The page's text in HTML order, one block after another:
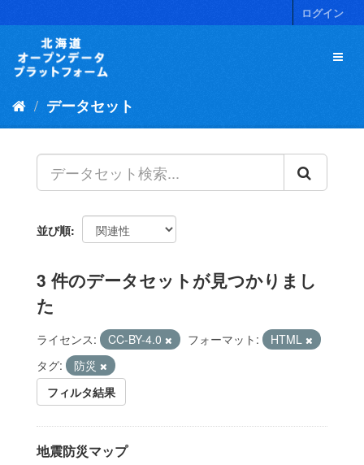
キ
ログイン
データセット
並び順
3 件のデータセットが見つかりまし
た
ライセンス: CC-BY-4.0 フォーマット:
HTML
タグ:
防災
フィルタ結果
地震防災マップ